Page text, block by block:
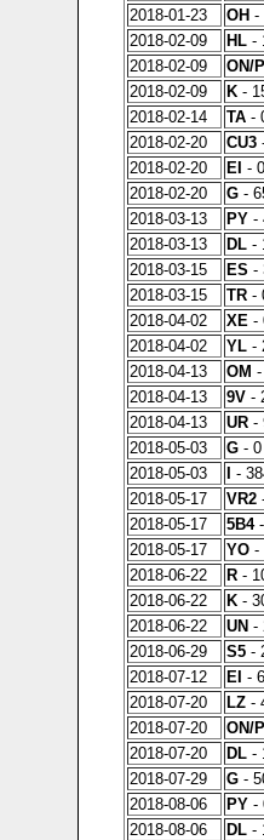
2018-01-23
OH-
2018-02-09
HL-
2018-02-09
ON/
2018-02-09
K-
2018-02-14
TA-
2018-02-20
CU3
2018-02-20
EI -
2018-02-20
G-
2018-03-13
PY-
2018-03-13
DL-
2018-03-15
ES -
2018-03-15
TR-
2018-04-02
XE -
2018-04-02
YL-
2018-04-13
OM
2018-04-13
9V-
2018-04-13
UR-
2018-05-03
G- 0
2018-05-03
I -
2018-05-17
VR2
2018-05-17
5B4-
2018-05-17
YO-
2018-06-22
R-
2018-06-22
K-
2018-06-22
UN-
2018-06-29
S5-
2018-07-12
EI -
2018-07-20
LZ-
2018-07-20
ON/
2018-07-20
DL-
2018-07-29
G-
2018-08-06
PY-
2018-08-06
DL-